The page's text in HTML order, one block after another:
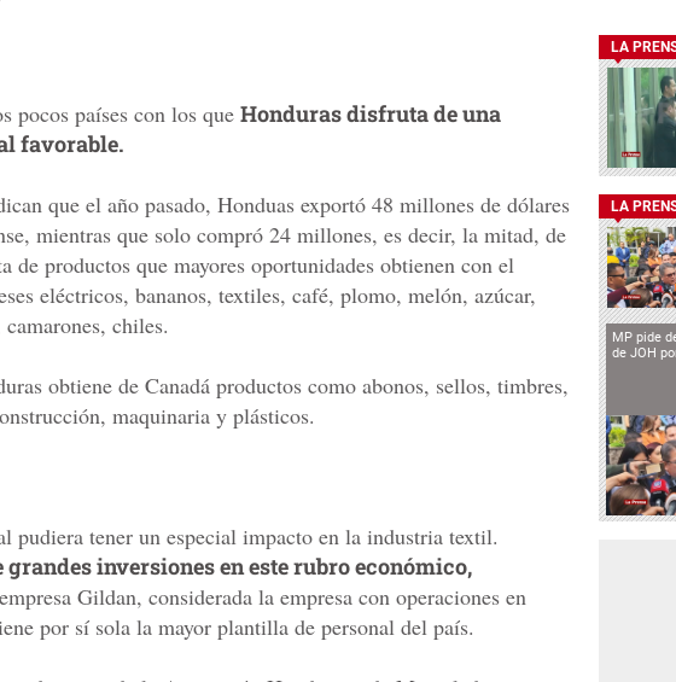
pocos países con los que Honduras disfruta de una
favorable.
que el año pasado, Honduas exportó 48 millones de dólares
mientras que solo compró 24 millones, es decir, la mitad, de
de productos que mayores oportunidades obtienen con el
eléctricos, bananos, textiles, café, plomo, melón, azúcar,
chiles.
obtiene de Canadá productos como abonos, sellos, timbres,
maquinaria y plásticos.
pudiera tener un especial impacto en la industria textil.
grandes inversiones en este rubro económico,
Gildan, considerada la empresa con operaciones en
por sí sola la mayor plantilla de personal del país.
LA
LA
MP pide
de JOH